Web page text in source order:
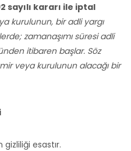
sayılı kararı ile iptal
kurulunun, bir adli yargı
zamanaşımı süresi adli
itibaren başlar. Söz
veya kurulunun alacağı bir
gizliliği esastır.